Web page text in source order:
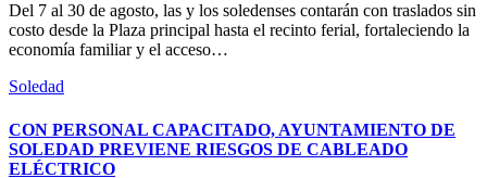
Del 7 al 30 de agosto, las y los soledenses contarán con traslados sin
costo desde la Plaza principal hasta el recinto ferial, fortaleciendo la
economía familiar y el acceso…
Soledad
CON PERSONAL CAPACITADO, AYUNTAMIENTO DE
SOLEDAD PREVIENE RIESGOS DE CABLEADO
ELÉCTRICO